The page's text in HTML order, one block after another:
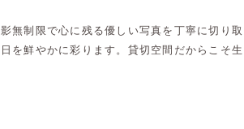
無制限で心に残る優しい写真を丁寧に切り
を鮮やかに彩ります。貸切空間だからこそ